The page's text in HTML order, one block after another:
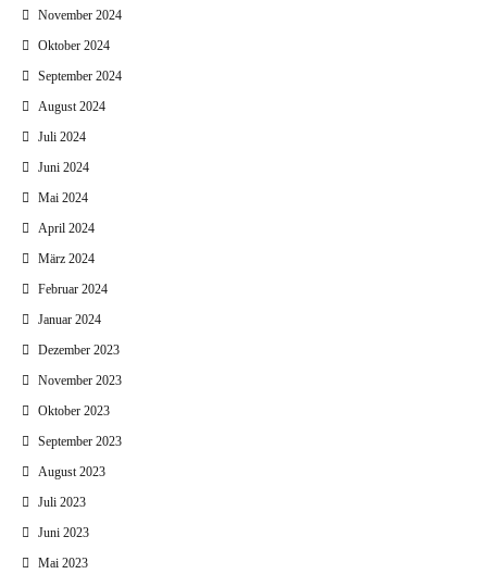
November 2024
Oktober 2024
September 2024
August 2024
Juli 2024
Juni 2024
Mai 2024
April 2024
März 2024
Februar 2024
Januar 2024
Dezember 2023
November 2023
Oktober 2023
September 2023
August 2023
Juli 2023
Juni 2023
Mai 2023